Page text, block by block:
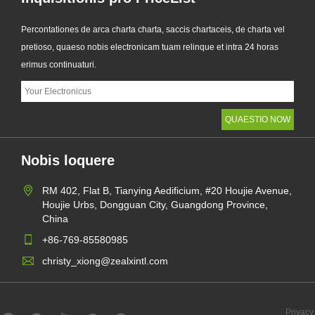
Percontationes de arca charta charta, saccis chartaceis, de charta vel
pretioso, quaeso nobis electronicam tuam relinque et intra 24 horas
erimus continuaturi.
Nobis loquere
RM 402, Flat B, Tianying Aedificium, #20 Houjie Avenue,
Houjie Urbs, Dongguan City, Guangdong Province,
China
+86-769-85580985
christy_xiong@zealxintl.com
Privacy